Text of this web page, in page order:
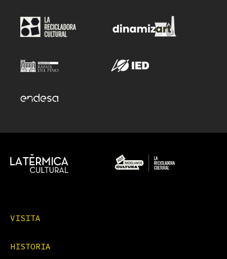
VISITA
HISTORIA